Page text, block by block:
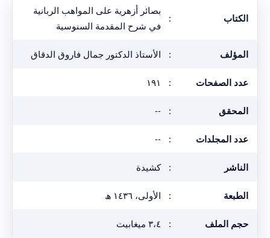
الكتاب :
بصائر أزهرية على المواهب الربانية
في شرح المقدمة السنوسية
المؤلف : الأستاذ الدكتور جمال فاروق الدقاق
عدد الصفحات : ١٩١
المحقق :
--
عدد المجلدات :
--
الناشر : كشيدة
الطبعة : الأولى، ١٤٣٦ ھ
حجم الملف : ٣،٤ ميغابيت